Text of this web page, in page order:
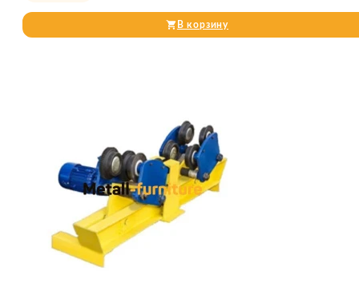
В корзину